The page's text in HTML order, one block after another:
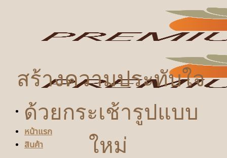
หน้าแรก
สินค้า
สร้างความประทับใจ
ด้วยกระเช้ารูปแบบ
ใหม่